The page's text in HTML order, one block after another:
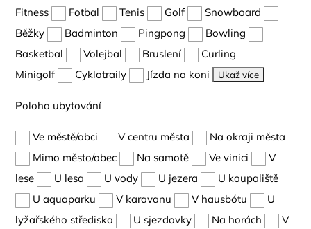
Fitness
Fotbal Tenis Golf
Snowboard
Běžky
Badminton Pingpong
Bowling
Basketbal
Volejbal Bruslení
Curling
Minigolf
Cyklotraily Jízda na koni Ukaž více
Poloha ubytování
Ve městě/obci V centru města
Na okraji města
Mimo město/obec
Na samotě Ve vinici
V
lese
U lesa U vody U jezera
U koupaliště
U aquaparku
V karavanu V hausbótu
U
lyžařského střediska
U sjezdovky Na horách
V